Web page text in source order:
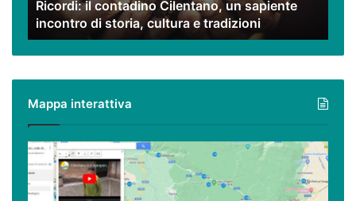
storia,
cultura
e
tradizioni
Ricordi: il contadino Cilentano, un sapiente
incontro di storia, cultura e tradizioni
Mappa interattiva
Cilento,
Vallo
di